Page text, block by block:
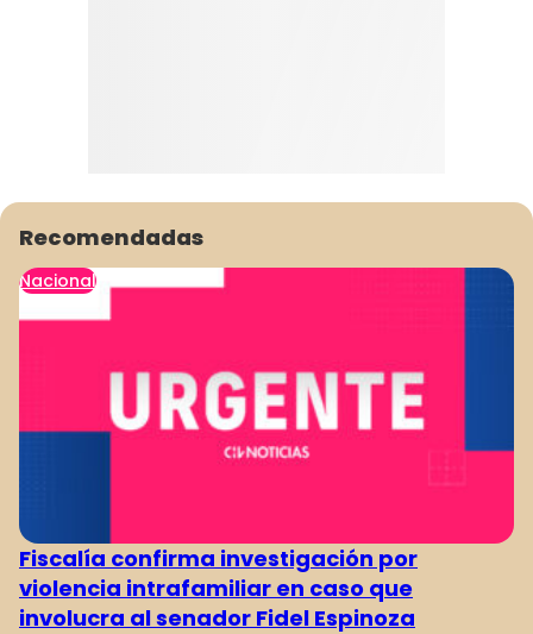
Recomendadas
Nacional
Fiscalía confirma investigación por
violencia intrafamiliar en caso que
involucra al senador Fidel Espinoza